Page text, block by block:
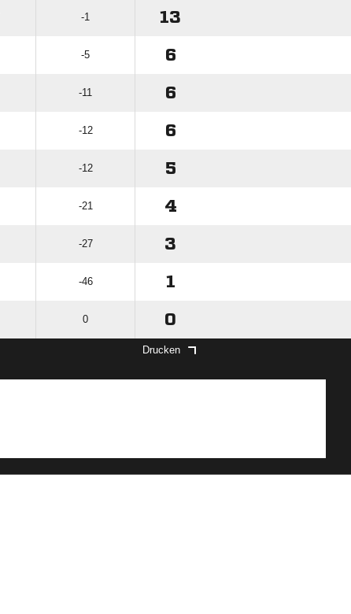
-1 13
-5 6
-11 6
-12 6
-12 5
-21 4
-27 3
-46 1
0 0
Drucken